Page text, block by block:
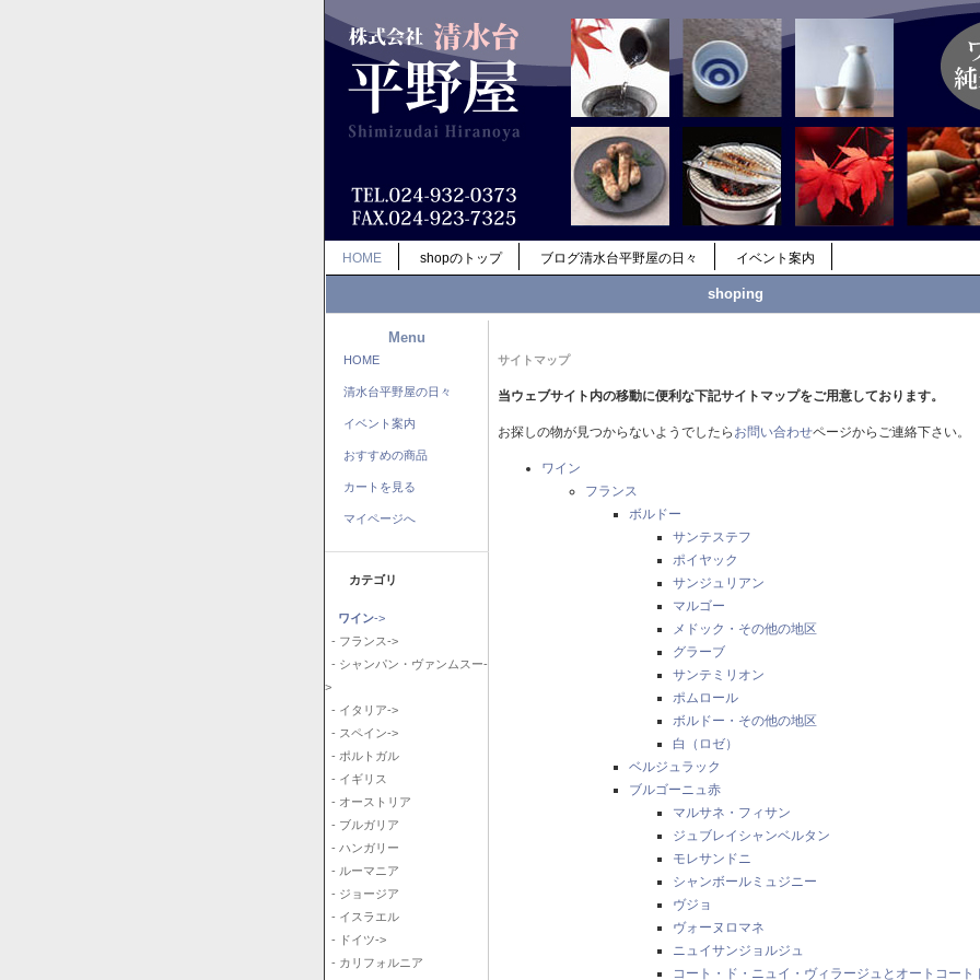
HOME shopのトップ ブログ清水台平野屋の日々 イベント案内
shoping
Menu
HOME
清水台平野屋の日々
イベント案内
おすすめの商品
カートを見る
マイページへ
カテゴリ
ワイン->
- フランス->
- シャンパン・ヴァンムスー-
>
- イタリア->
- スペイン->
- ポルトガル
- イギリス
- オーストリア
- ブルガリア
- ハンガリー
- ルーマニア
- ジョージア
- イスラエル
- ドイツ->
- カリフォルニア
サイトマップ
当ウェブサイト内の移動に便利な下記サイトマップをご用意しております。
お探しの物が見つからないようでしたら お問い合わせページからご連絡下さい。
ワイン
フランス
ボルドー
サンテステフ
ポイヤック
サンジュリアン
マルゴー
メドック・その他の地区
グラーブ
サンテミリオン
ポムロール
ボルドー・その他の地区
白（ロゼ）
ベルジュラック
ブルゴーニュ赤
マルサネ・フィサン
ジュブレイシャンベルタン
モレサンドニ
シャンボールミュジニー
ヴジョ
ヴォーヌロマネ
ニュイサンジョルジュ
コート・ド・ニュイ・ヴィラージュとオートコート